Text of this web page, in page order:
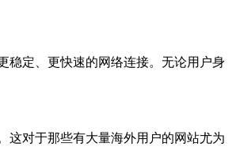
稳定、更快速的网络连接。无论用户身
这对于那些有大量海外用户的网站尤为